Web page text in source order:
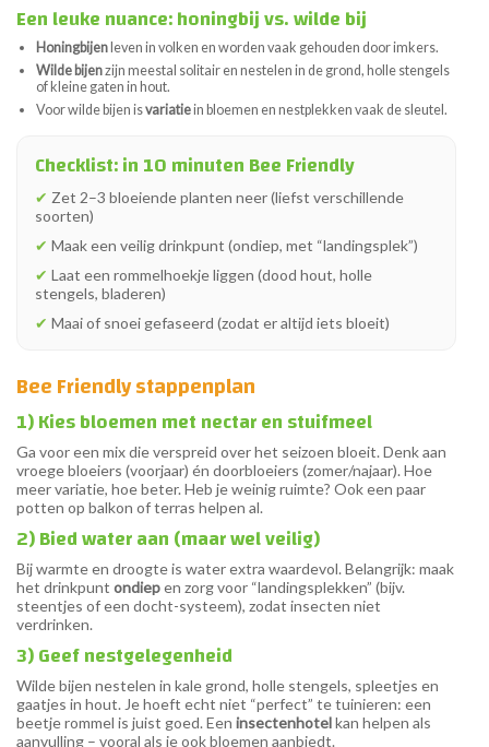
Een leuke nuance: honingbij vs. wilde bij
Honingbijen leven in volken en worden vaak gehouden door imkers.
Wilde bijenzijn meestal solitair en nestelen in de grond, holle stengels
of kleine gaten in hout.
Voor wilde bijen isvariatiein bloemen en nestplekken vaak de sleutel.
Checklist: in 10 minuten Bee Friendly
✔ Zet 2–3 bloeiende planten neer (liefst verschillende
soorten)
✔ Maak een veilig drinkpunt (ondiep, met “landingsplek”)
✔ Laat een rommelhoekje liggen (dood hout, holle
stengels, bladeren)
✔ Maai of snoei gefaseerd (zodat er altijd iets bloeit)
Bee Friendly stappenplan
1) Kies bloemen met nectar en stuifmeel
Ga voor een mix die verspreid over het seizoen bloeit. Denk aan
vroege bloeiers (voorjaar) én doorbloeiers (zomer/najaar). Hoe
meer variatie, hoe beter. Heb je weinig ruimte? Ook een paar
potten op balkon of terras helpen al.
2) Bied water aan (maar wel veilig)
Bij warmte en droogte is water extra waardevol. Belangrijk: maak
het drinkpunt ondiepen zorg voor “landingsplekken” (bijv.
steentjes of een docht-systeem), zodat insecten niet
verdrinken.
3) Geef nestgelegenheid
Wilde bijen nestelen in kale grond, holle stengels, spleetjes en
gaatjes in hout. Je hoeft echt niet “perfect” te tuinieren: een
beetje rommel is juist goed. Een insectenhotelkan helpen als
aanvulling – vooral als je ook bloemen aanbiedt.